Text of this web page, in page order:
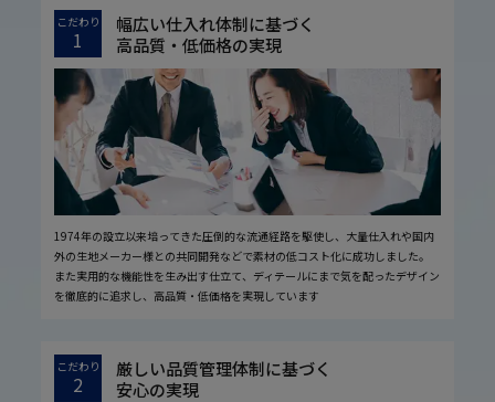
こだわり
1
幅広い仕入れ体制に基づく
高品質・低価格の実現
1974年の設立以来培ってきた圧倒的な流通経路を駆使し、大量仕入れや国内
外の生地メーカー様との共同開発などで素材の低コスト化に成功しました。
また実用的な機能性を生み出す仕立て、ディテールにまで気を配ったデザイン
を徹底的に追求し、高品質・低価格を実現しています
こだわり
2
厳しい品質管理体制に基づく
安心の実現